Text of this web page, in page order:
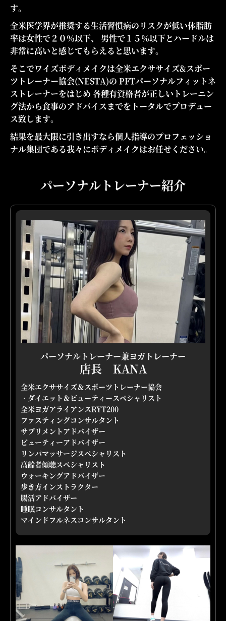
す。
全米医学界が推奨する生活習慣病のリスクが低い体脂肪
率は女性で２０％以下、 男性で１５％以下とハードルは
非常に高いと感じてもらえると思います。
そこでワイズボディメイクは全米エクササイズ&スポー
ツトレーナー協会(NESTA)の PFTパーソナルフィットネ
ストレーナーをはじめ 各種有資格者が正しいトレーニン
グ法から食事のアドバイスまでをトータルでプロデュー
ス致します。
結果を最大限に引き出すなら個人指導のプロフェッショ
ナル集団である我々にボディメイクはお任せください。
パーソナルトレーナー紹介
パーソナルトレーナー兼ヨガトレーナー
店長 KANA
全米エクササイズ＆スポーツトレーナー協会
・ダイエット＆ビューティースペシャリスト
全米ヨガアライアンスRYT200
ファスティングコンサルタント
サプリメントアドバイザー
ビューティーアドバイザー
リンパマッサージスペシャリスト
高齢者傾聴スペシャリスト
ウォーキングアドバイザー
歩き方インストラクター
腸活アドバイザー
睡眠コンサルタント
マインドフルネスコンサルタント